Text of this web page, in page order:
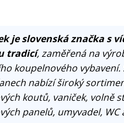
je slovenská značka s
tradicí, zaměřená na
koupelnového vybavení.
nabízí široký
koutů, vaniček, volně
panelů, umyvadel, WC